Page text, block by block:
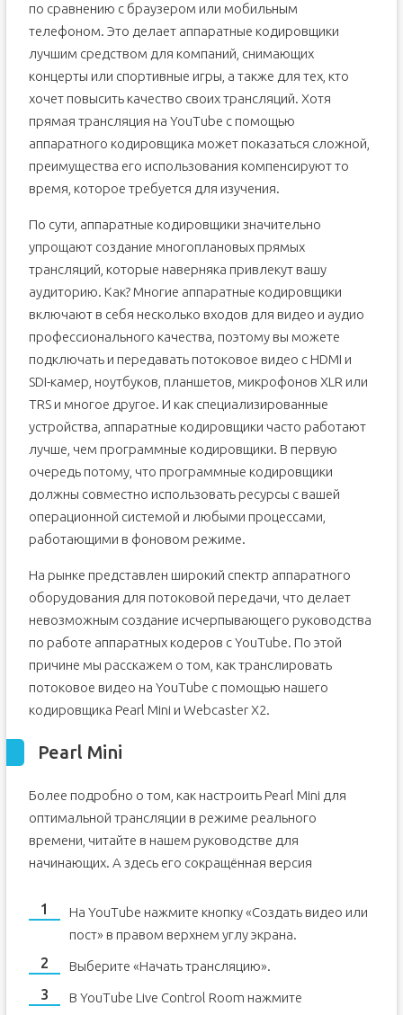
по сравнению с браузером или мобильным
телефоном. Это делает аппаратные кодировщики
лучшим средством для компаний, снимающих
концерты или спортивные игры, а также для тех, кто
хочет повысить качество своих трансляций. Хотя
прямая трансляция на YouTube с помощью
аппаратного кодировщика может показаться сложной,
преимущества его использования компенсируют то
время, которое требуется для изучения.
По сути, аппаратные кодировщики значительно
упрощают создание многоплановых прямых
трансляций, которые наверняка привлекут вашу
аудиторию. Как? Многие аппаратные кодировщики
включают в себя несколько входов для видео и аудио
профессионального качества, поэтому вы можете
подключать и передавать потоковое видео с HDMI и
SDI-камер, ноутбуков, планшетов, микрофонов XLR или
TRS и многое другое. И как специализированные
устройства, аппаратные кодировщики часто работают
лучше, чем программные кодировщики. В первую
очередь потому, что программные кодировщики
должны совместно использовать ресурсы с вашей
операционной системой и любыми процессами,
работающими в фоновом режиме.
На рынке представлен широкий спектр аппаратного
оборудования для потоковой передачи, что делает
невозможным создание исчерпывающего руководства
по работе аппаратных кодеров с YouTube. По этой
причине мы расскажем о том, как транслировать
потоковое видео на YouTube с помощью нашего
кодировщика Pearl Mini и Webcaster X2.
Pearl Mini
Более подробно о том, как настроить Pearl Mini для
оптимальной трансляции в режиме реального
времени, читайте в нашем руководстве для
начинающих. А здесь его сокращённая версия
На YouTube нажмите кнопку «Создать видео или
пост» в правом верхнем углу экрана.
Выберите «Начать трансляцию».
В YouTube Live Control Room нажмите